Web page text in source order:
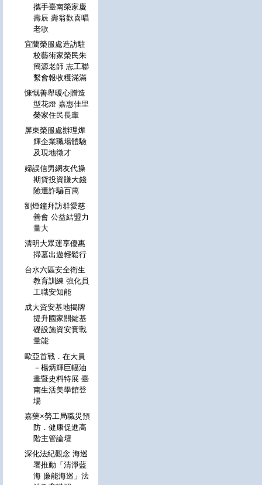
攜手臺南榮家慶
壽辰 壽翁歡喜唱
老歌
宜蘭榮服處造訪駐
校藝術家榮民朱
簡源老師 志工聯
繫會報收穫滿滿
慷慨善舉暖心贈造
型花燈 嘉惠佳里
榮家住民長輩
屏東榮服處辦理燁
輝企業職場體驗
及現地徵才
婦誤信男網友代操
期貨投資賺大錢
險遭詐騙百萬
劉燈鐘拜訪群愛慈
善會 公益結盟力
量大
清明大眾運享優惠
掃墓出遊輕鬆行
台水六區安全衛生
教育訓練 強化員
工職安知能
成大資安基地揭牌
提升國家關鍵基
礎設施資安實戰
量能
歐亞首戰．在大員
－楊炳輝巨幅油
畫暨史料特展 臺
南生活美學館登
場
嘉藥×勞工局職災預
防．健康促進高
階主管論壇
深化法紀觀念 海巡
署推動「清淨藍
海 廉能海巡」法